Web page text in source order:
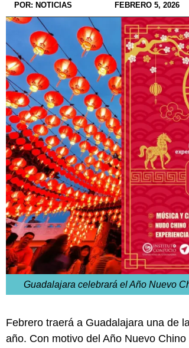
POR: NOTICIAS FEBRERO 5, 2026
Guadalajara celebrará el Año Nuevo
Febrero traerá a Guadalajara una de
año. Con motivo del Año Nuevo